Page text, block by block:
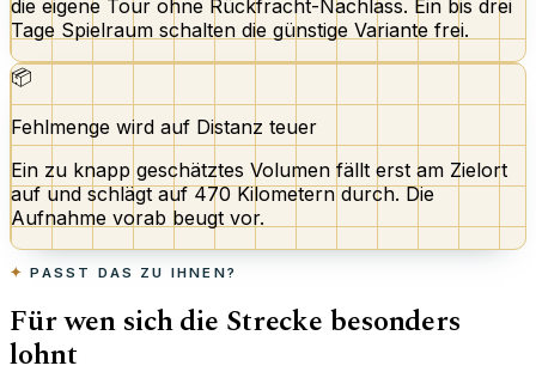
die eigene Tour ohne Rückfracht-Nachlass. Ein bis drei
Tage Spielraum schalten die günstige Variante frei.
📦
Fehlmenge wird auf Distanz teuer
Ein zu knapp geschätztes Volumen fällt erst am Zielort
auf und schlägt auf 470 Kilometern durch. Die
Aufnahme vorab beugt vor.
PASST DAS ZU IHNEN?
Für wen sich die Strecke besonders
lohnt